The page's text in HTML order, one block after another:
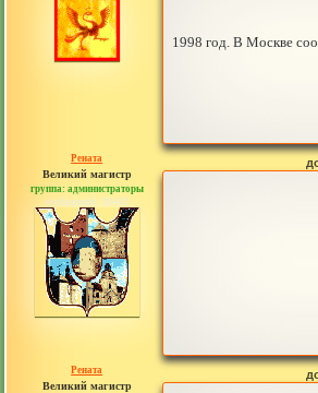
1998 год. В Москве
Рената
Великий магистр
группа: администраторы
сообщений: 30442
Рената
Великий магистр